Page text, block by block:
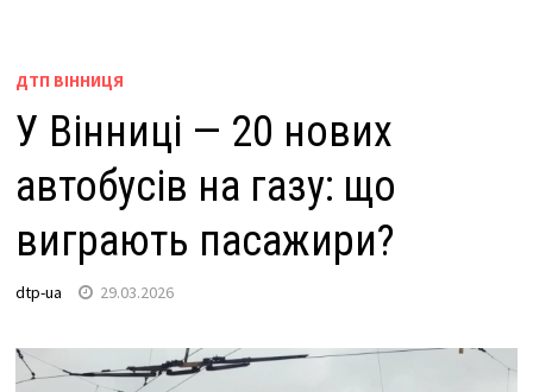
ДТП ВІННИЦЯ
У Вінниці — 20 нових
автобусів на газу: що
виграють пасажири?
dtp-ua 29.03.2026